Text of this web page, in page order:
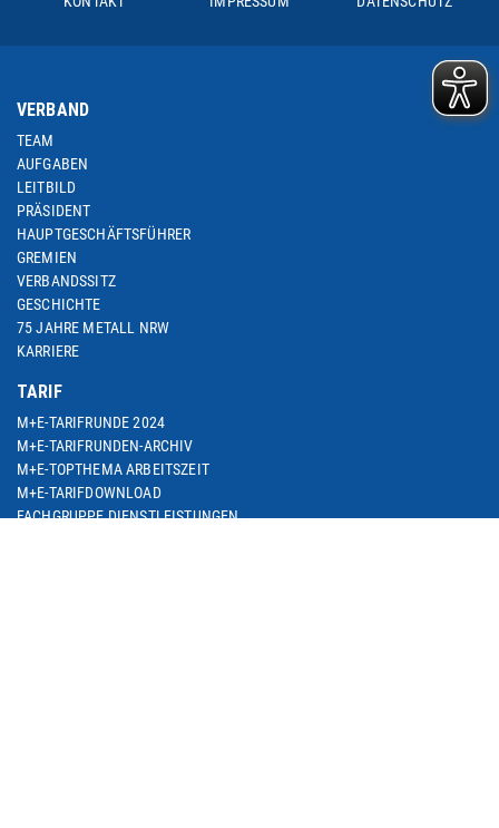
VERBAND
TEAM
AUFGABEN
LEITBILD
PRÄSIDENT
HAUPTGESCHÄFTSFÜHRER
GREMIEN
VERBANDSSITZ
GESCHICHTE
75 JAHRE METALL NRW
KARRIERE
TARIF
M+E-TARIFRUNDE 2024
M+E-TARIFRUNDEN-ARCHIV
M+E-TOPTHEMA ARBEITSZEIT
M+E-TARIFDOWNLOAD
FACHGRUPPE DIENSTLEISTUNGEN